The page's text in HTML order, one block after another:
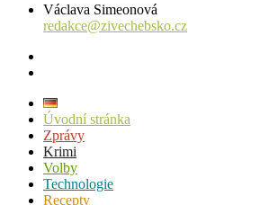
Václava Simeonová
redakce@zivechebsko.cz
Úvodní stránka
Zprávy
Krimi
Volby
Technologie
Recepty